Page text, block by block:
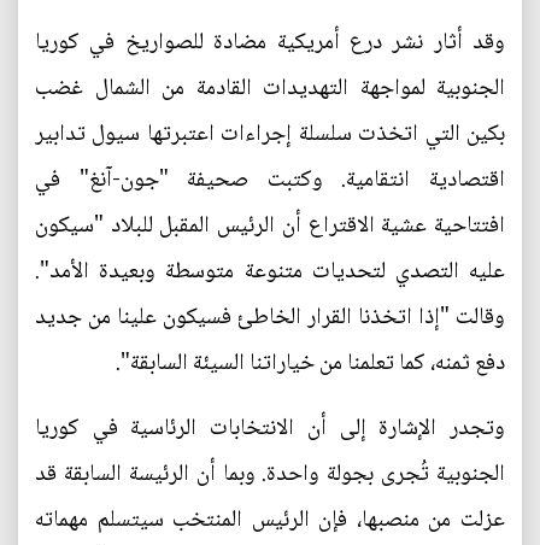
وقد أثار نشر درع أمريكية مضادة للصواريخ في كوريا
الجنوبية لمواجهة التهديدات القادمة من الشمال غضب
بكين التي اتخذت سلسلة إجراءات اعتبرتها سيول تدابير
اقتصادية انتقامية. وكتبت صحيفة "جون-آنغ" في
افتتاحية عشية الاقتراع أن الرئيس المقبل للبلاد "سيكون
عليه التصدي لتحديات متنوعة متوسطة وبعيدة الأمد".
وقالت "إذا اتخذنا القرار الخاطئ فسيكون علينا من جديد
دفع ثمنه، كما تعلمنا من خياراتنا السيئة السابقة".
وتجدر الإشارة إلى أن الانتخابات الرئاسية في كوريا
الجنوبية تُجرى بجولة واحدة. وبما أن الرئيسة السابقة قد
عزلت من منصبها، فإن الرئيس المنتخب سيتسلم مهماته